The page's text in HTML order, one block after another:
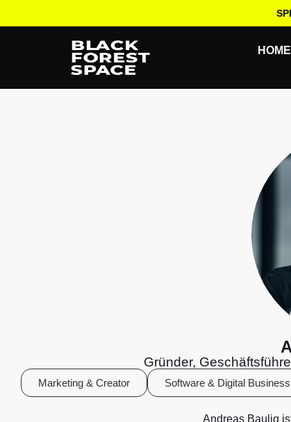
HOME
Gründer,
Marketing & Creator Software & Digital Business
Andreas Baulig